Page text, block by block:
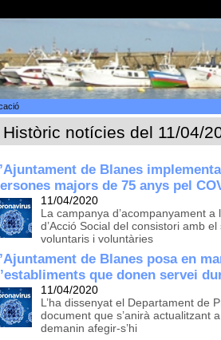
Històric notícies del 11/04/
de Blanes
majors de 75 anys pel
11/04/2020
La campanya d’acompanyament a
d’Acció Social del consistori amb
voluntaris i voluntàries
de Blanes posa en
que donen servei
11/04/2020
L’ha dissenyat el Departament de
document que s’anirà actualitzant
demanin afegir-s’hi